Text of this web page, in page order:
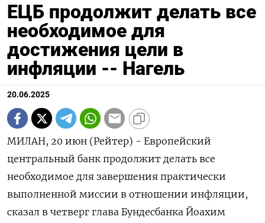
ЕЦБ продолжит делать все
необходимое для
достижения цели в
инфляции -- Нагель
20.06.2025
МИЛАН, 20 июн (Рейтер) - Европейский
центральный банк продолжит делать все
необходимое для завершения практически
выполненной миссии в отношении инфляции,
сказал в четверг глава Бундесбанка Йоахим